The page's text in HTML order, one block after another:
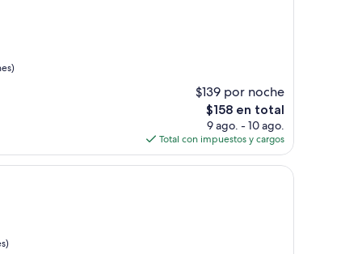
$139 por noche
El
precio
actual
es
de
$158 en total
9 ago. - 10 ago.
Total con impuestos y cargos